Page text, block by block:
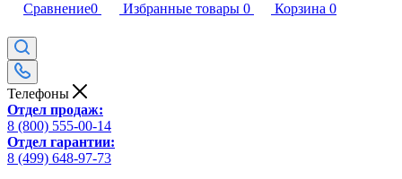
Сравнение0 Избранные товары 0 Корзина 0
Телефоны
Отдел продаж:
8 (800) 555-00-14
Отдел гарантии:
8 (499) 648-97-73